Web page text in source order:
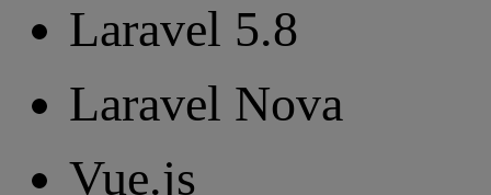
Laravel 5.8
Laravel Nova
Vue.js